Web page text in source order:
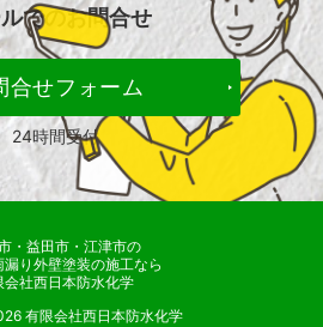
でのお問合せ
合せフォーム
24時間受付
有限会社西日本防水化学
・益田市・江津市の
漏り外壁塗装の施工なら
会社西日本防水化学